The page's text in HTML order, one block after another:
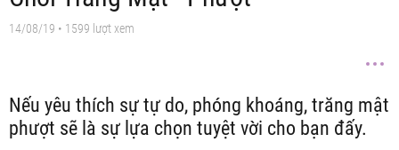
14/08/19 • 1599 lượt xem
Nếu yêu thích sự tự do, phóng khoáng, trăng mật
phượt sẽ là sự lựa chọn tuyệt vời cho bạn đấy.